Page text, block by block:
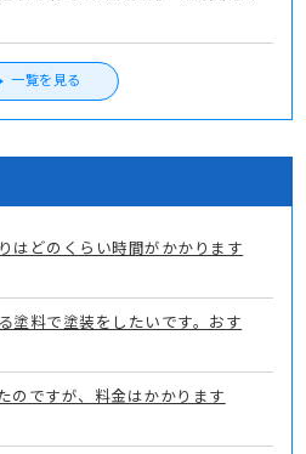
一覧を見る
はどのくらい時間がかかります
塗料で塗装をしたいです。おす
のですが、料金はかかります